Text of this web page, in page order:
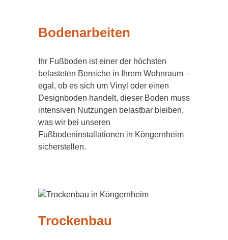
Bodenarbeiten
Ihr Fußboden ist einer der höchsten
belasteten Bereiche in Ihrem Wohnraum –
egal, ob es sich um Vinyl oder einen
Designboden handelt, dieser Boden muss
intensiven Nutzungen belastbar bleiben,
was wir bei unseren
Fußbodeninstallationen in Köngernheim
sicherstellen.
Trockenbau